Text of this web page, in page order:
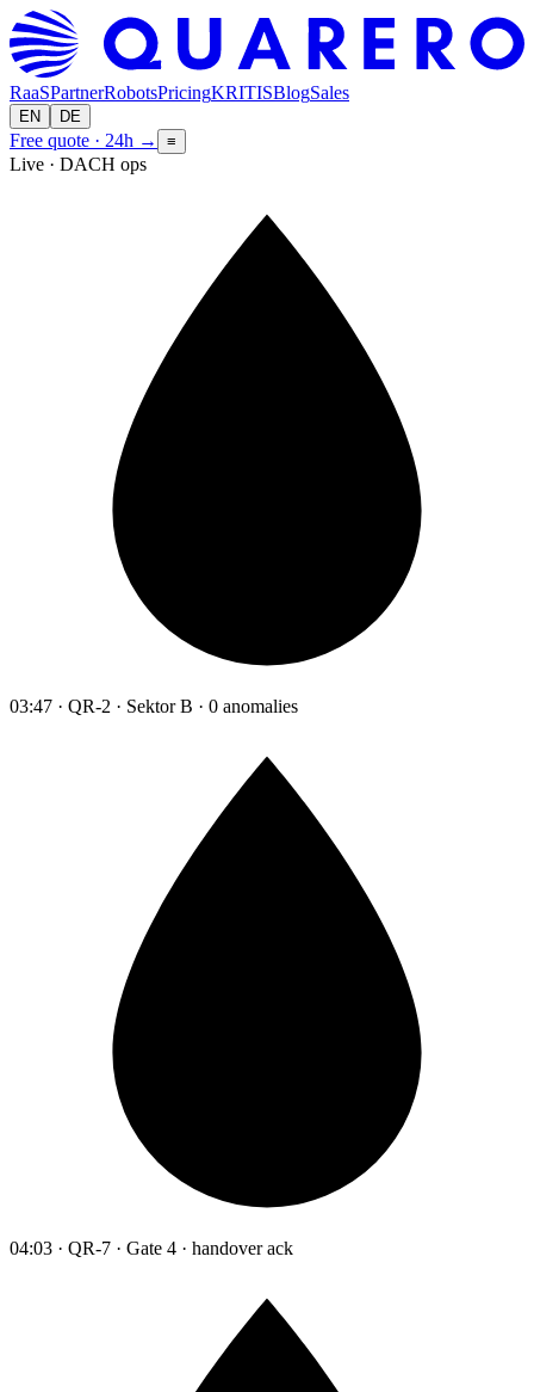
RaaSPartnerRobotsPricingKRITISBlogSales
EN DE
Free quote · 24h → ≡
Live · DACH ops
03:47 · QR-2 · Sektor B · 0 anomalies
04:03 · QR-7 · Gate 4 · handover ack